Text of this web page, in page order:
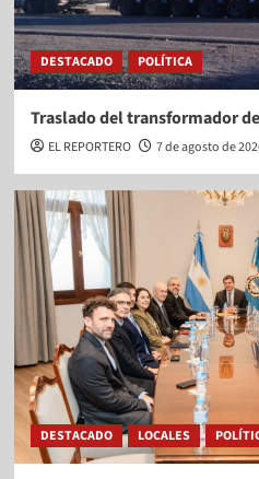
DESTACADO POLÍTICA
Traslado del transformador
EL REPORTERO 7 de agosto de
DESTACADO LOCALES